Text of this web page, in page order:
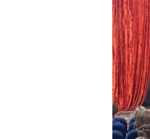
Документы и
безопасности
Окончательные
воздействия на
Онлайн-